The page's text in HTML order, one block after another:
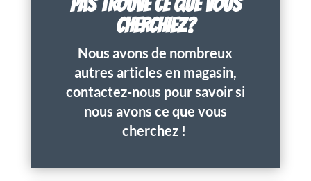
PAS TROUVÉ CE QUE VOUS
CHERCHIEZ?
Nous avons de nombreux
autres articles en magasin,
contactez-nous pour savoir si
nous avons ce que vous
cherchez !